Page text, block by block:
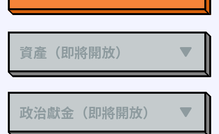
資產（即將開放）
政治獻金（即將開放）